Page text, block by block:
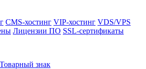
CMS-хостинг VIP-хостинг VDS/VPS
Лицензии ПО SSL-сертификаты
Товарный знак